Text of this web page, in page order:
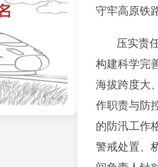
守牢高原铁
压实责
构建科学完
海拔跨度大
作职责与防
的防汛工作
警戒处置、